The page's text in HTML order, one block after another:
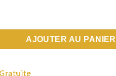
croix argent
AJOUTER AU PANIER